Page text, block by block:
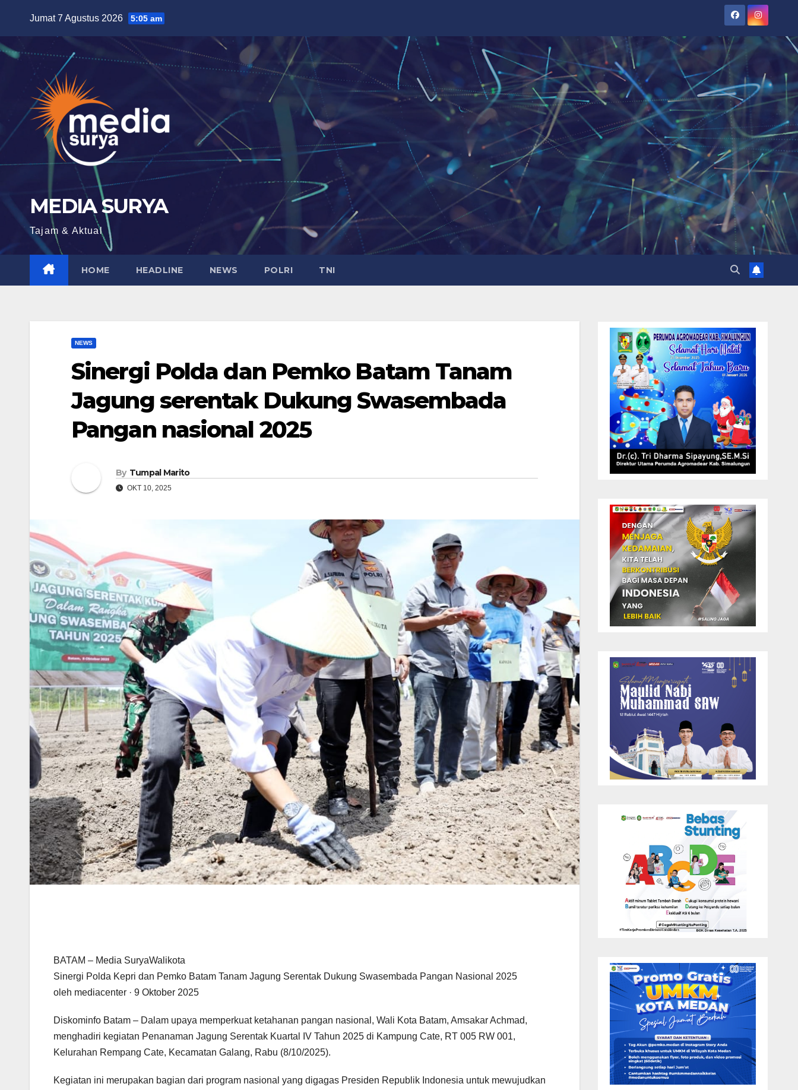
content
Jumat 7 Agustus 2026 5:05 am
MEDIA SURYA
Tajam & Aktual
HOME HEADLINE NEWS POLRI TNI
NEWS
Sinergi Polda dan Pemko Batam Tanam
Jagung serentak Dukung Swasembada
Pangan nasional 2025
By Tumpal Marito
OKT 10, 2025
BATAM – Media SuryaWalikota
Sinergi Polda Kepri dan Pemko Batam Tanam Jagung Serentak Dukung Swasembada Pangan Nasional 2025
oleh mediacenter · 9 Oktober 2025
Diskominfo Batam – Dalam upaya memperkuat ketahanan pangan nasional, Wali Kota Batam, Amsakar Achmad,
menghadiri kegiatan Penanaman Jagung Serentak Kuartal IV Tahun 2025 di Kampung Cate, RT 005 RW 001,
Kelurahan Rempang Cate, Kecamatan Galang, Rabu (8/10/2025).
Kegiatan ini merupakan bagian dari program nasional yang digagas Presiden Republik Indonesia untuk mewujudkan